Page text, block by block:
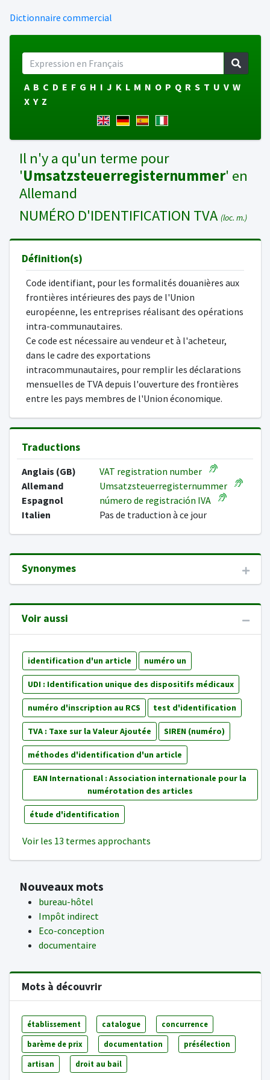
Dictionnaire commercial
A B C D E F G H I J K L M N O P Q R S T U V W
X Y Z
Il n'y a qu'un terme pour
'Umsatzsteuerregisternummer' en
Allemand
NUMÉRO D'IDENTIFICATION TVA (loc. m.)
Définition(s)
Code identifiant, pour les formalités douanières aux
frontières intérieures des pays de l'Union
européenne, les entreprises réalisant des opérations
intra-communautaires.
Ce code est nécessaire au vendeur et à l'acheteur,
dans le cadre des exportations
intracommunautaires, pour remplir les déclarations
mensuelles de TVA depuis l'ouverture des frontières
entre les pays membres de l'Union économique.
Traductions
Anglais (GB)
VAT registration number
Allemand
Umsatzsteuerregisternummer
Espagnol
número de registración IVA
Italien
Pas de traduction à ce jour
Synonymes
Voir aussi
identification d'un article numéro un
UDI : Identification unique des dispositifs médicaux
numéro d'inscription au RCS test d'identification
TVA : Taxe sur la Valeur Ajoutée SIREN (numéro)
méthodes d'identification d'un article
EAN International : Association internationale pour la
numérotation des articles
étude d'identification
Voir les 13 termes approchants
Nouveaux mots
bureau-hôtel
Impôt indirect
Eco-conception
documentaire
Mots à découvrir
établissement catalogue concurrence
barème de prix documentation présélection
artisan droit au bail